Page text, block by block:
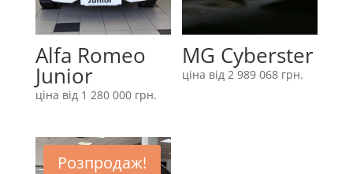
Alfa Romeo
Junior
ціна від 1 280 000 грн.
MG Cyberster
ціна від2 989 068 грн.
Розпродаж!